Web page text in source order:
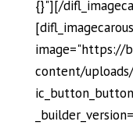
{}"][/
image="https://
content/